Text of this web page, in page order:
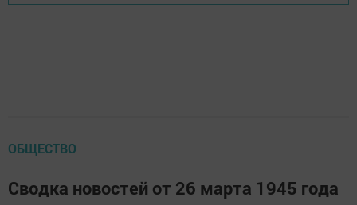
ОБЩЕСТВО
Сводка новостей от 26 марта 1945 года